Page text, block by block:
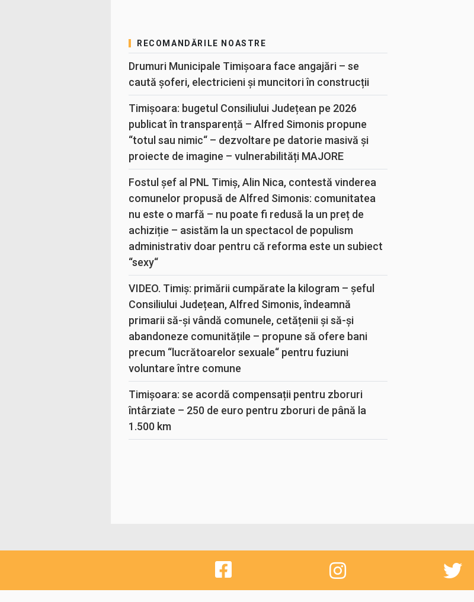
RECOMANDĂRILE NOASTRE
Drumuri Municipale Timișoara face angajări – se
caută șoferi, electricieni și muncitori în construcții
Timișoara: bugetul Consiliului Județean pe 2026
publicat în transparență – Alfred Simonis propune
“totul sau nimic“ – dezvoltare pe datorie masivă și
proiecte de imagine – vulnerabilități MAJORE
Fostul șef al PNL Timiș, Alin Nica, contestă vinderea
comunelor propusă de Alfred Simonis: comunitatea
nu este o marfă – nu poate fi redusă la un preț de
achiziție – asistăm la un spectacol de populism
administrativ doar pentru că reforma este un subiect
“sexy“
VIDEO. Timiș: primării cumpărate la kilogram – șeful
Consiliului Județean, Alfred Simonis, îndeamnă
primarii să-și vândă comunele, cetățenii și să-și
abandoneze comunitățile – propune să ofere bani
precum “lucrătoarelor sexuale“ pentru fuziuni
voluntare între comune
Timișoara: se acordă compensații pentru zboruri
întârziate – 250 de euro pentru zboruri de până la
1.500 km